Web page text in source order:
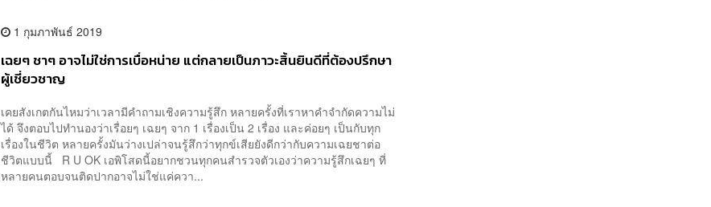
1 กุมภาพันธ์ 2019
เฉยๆ ชาๆ อาจไม่ใช่การเบื่อหน่าย แต่กลายเป็นภาวะสิ้นยินดีที่ต้องปรึกษา
ผู้เชี่ยวชาญ
เคยสังเกตกันไหมว่าเวลามีคำถามเชิงความรู้สึก หลายครั้งที่เราหาคำจำกัดความไม่
ได้ จึงตอบไปทำนองว่าเรื่อยๆ เฉยๆ จาก 1 เรื่องเป็น 2 เรื่อง และค่อยๆ เป็นกับทุก
เรื่องในชีวิต หลายครั้งมันว่างเปล่าจนรู้สึกว่าทุกข์เสียยังดีกว่ากับความเฉยชาต่อ
ชีวิตแบบนี้ R U OK เอพิโสดนี้อยากชวนทุกคนสำรวจตัวเองว่าความรู้สึกเฉยๆ ที่
หลายคนตอบจนติดปากอาจไม่ใช่แค่ควา...